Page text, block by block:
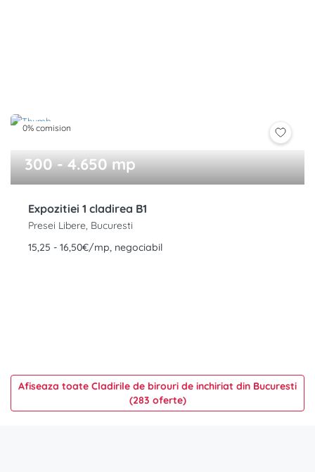
0% comision
300 - 4.650 mp
Expozitiei 1 cladirea B1
Presei Libere, Bucuresti
15,25 - 16,50€/mp, negociabil
Afiseaza toate Cladirile de birouri de inchiriat din Bucuresti
(283 oferte)